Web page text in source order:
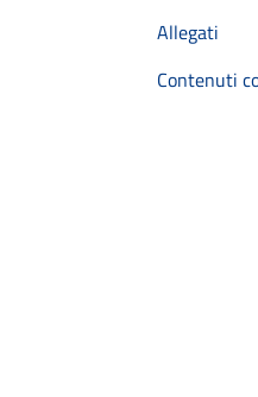
Allegati
Contenuti